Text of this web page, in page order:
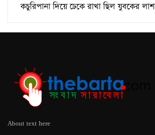
কচুরিপানা দিয়ে ঢেকে রাখা ছিল যুবকের লাশ
About text here